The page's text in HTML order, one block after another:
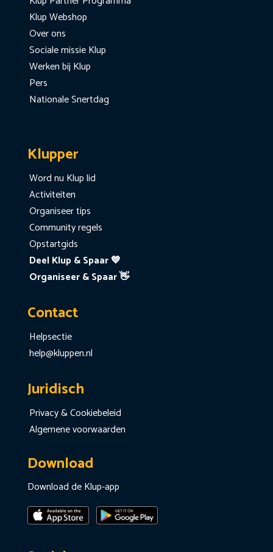
Klup Webshop
Over ons
Sociale missie Klup
Werken bij Klup
Pers
Nationale Snertdag
Klupper
Word nu Klup lid
Activiteiten
Organiseer tips
Community regels
Opstartgids
Deel Klup & Spaar 💙
Organiseer & Spaar 👋
Contact
Helpsectie
help@kluppen.nl
Juridisch
Privacy & Cookiebeleid
Algemene voorwaarden
Download
Download de Klup-app